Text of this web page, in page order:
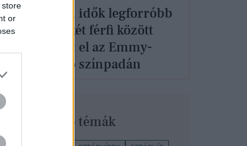
store
or
Minden idők legforróbb
csókja két férfi között
csattant el az Emmy-
díjátadó színpadán
témák